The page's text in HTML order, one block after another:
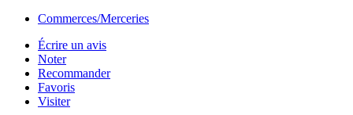
Commerces/Merceries
Écrire un avis
Noter
Recommander
Favoris
Visiter